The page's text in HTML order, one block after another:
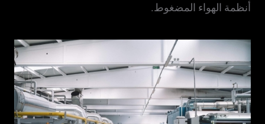
أنظمة الهواء المضغوط.